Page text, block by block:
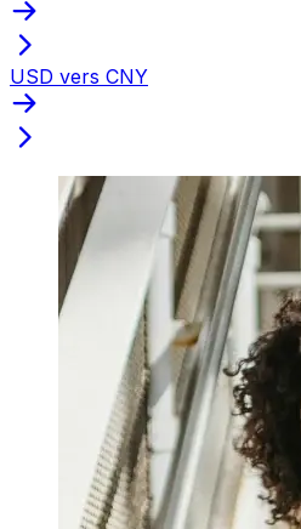
USD vers CNY